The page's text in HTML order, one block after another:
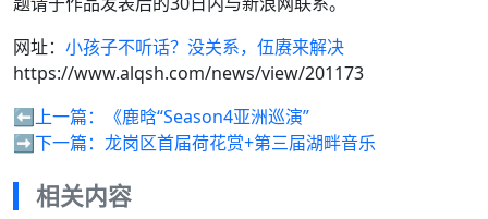
网址： 小孩子不听话？没关系，伍赓来解决
https://www.alqsh.com/news/view/201173
⬅️上一篇：
《鹿晗“Season4亚洲巡演”
➡️下一篇： 龙岗区首届荷花赏+第三届湖畔音乐
相关内容